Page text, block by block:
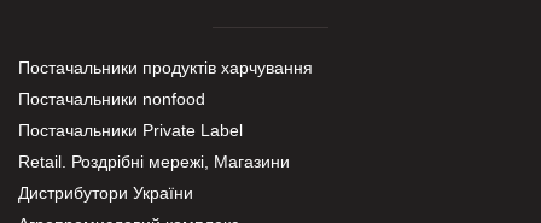
Постачальники продуктів харчування
Постачальники nonfood
Постачальники Private Label
Retail. Роздрібні мережі, Магазини
Дистрибутори України